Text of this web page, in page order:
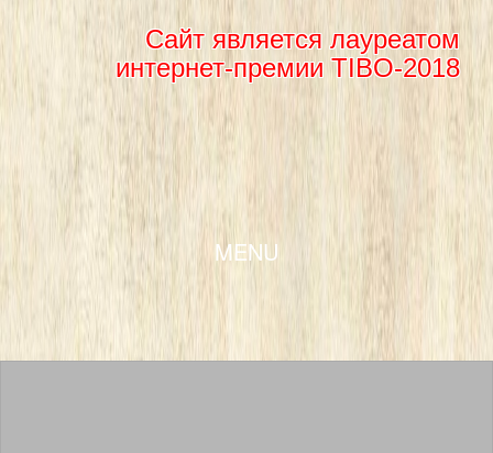
Сайт является лауреатом
интернет-премии TIBO-2018
MENU